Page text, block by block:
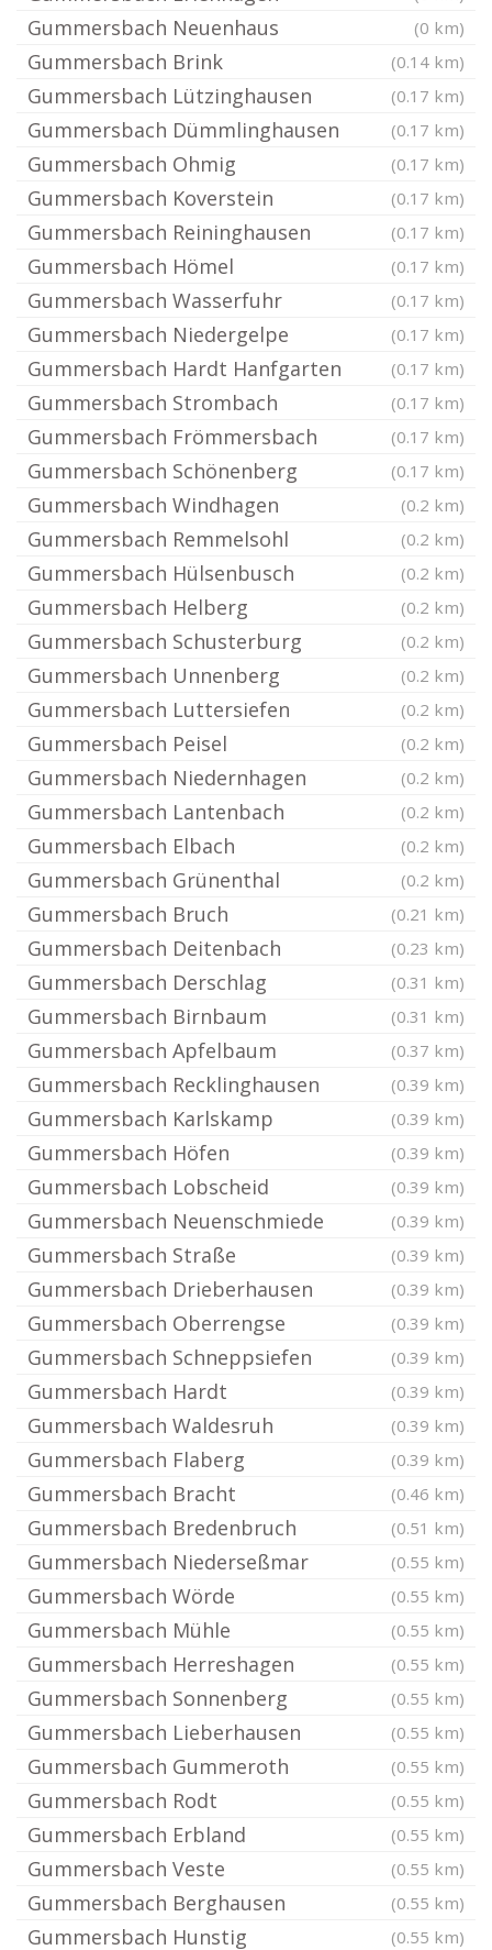
Gummersbach Neuenhaus (0 km)
Gummersbach Brink (0.14 km)
Gummersbach Lützinghausen (0.17 km)
Gummersbach Dümmlinghausen (0.17 km)
Gummersbach Ohmig (0.17 km)
Gummersbach Koverstein (0.17 km)
Gummersbach Reininghausen (0.17 km)
Gummersbach Hömel (0.17 km)
Gummersbach Wasserfuhr (0.17 km)
Gummersbach Niedergelpe (0.17 km)
Gummersbach Hardt Hanfgarten (0.17 km)
Gummersbach Strombach (0.17 km)
Gummersbach Frömmersbach (0.17 km)
Gummersbach Schönenberg (0.17 km)
Gummersbach Windhagen (0.2 km)
Gummersbach Remmelsohl (0.2 km)
Gummersbach Hülsenbusch (0.2 km)
Gummersbach Helberg (0.2 km)
Gummersbach Schusterburg (0.2 km)
Gummersbach Unnenberg (0.2 km)
Gummersbach Luttersiefen (0.2 km)
Gummersbach Peisel (0.2 km)
Gummersbach Niedernhagen (0.2 km)
Gummersbach Lantenbach (0.2 km)
Gummersbach Elbach (0.2 km)
Gummersbach Grünenthal (0.2 km)
Gummersbach Bruch (0.21 km)
Gummersbach Deitenbach (0.23 km)
Gummersbach Derschlag (0.31 km)
Gummersbach Birnbaum (0.31 km)
Gummersbach Apfelbaum (0.37 km)
Gummersbach Recklinghausen (0.39 km)
Gummersbach Karlskamp (0.39 km)
Gummersbach Höfen (0.39 km)
Gummersbach Lobscheid (0.39 km)
Gummersbach Neuenschmiede (0.39 km)
Gummersbach Straße (0.39 km)
Gummersbach Drieberhausen (0.39 km)
Gummersbach Oberrengse (0.39 km)
Gummersbach Schneppsiefen (0.39 km)
Gummersbach Hardt (0.39 km)
Gummersbach Waldesruh (0.39 km)
Gummersbach Flaberg (0.39 km)
Gummersbach Bracht (0.46 km)
Gummersbach Bredenbruch (0.51 km)
Gummersbach Niederseßmar (0.55 km)
Gummersbach Wörde (0.55 km)
Gummersbach Mühle (0.55 km)
Gummersbach Herreshagen (0.55 km)
Gummersbach Sonnenberg (0.55 km)
Gummersbach Lieberhausen (0.55 km)
Gummersbach Gummeroth (0.55 km)
Gummersbach Rodt (0.55 km)
Gummersbach Erbland (0.55 km)
Gummersbach Veste (0.55 km)
Gummersbach Berghausen (0.55 km)
Gummersbach Hunstig (0.55 km)